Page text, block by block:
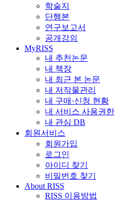
학술지
단행본
연구보고서
공개강의
MyRISS
내 추천논문
내 책장
내 최근 본 논문
내 저작물관리
내 구매·신청 현황
내 서비스 사용권한
내 관심 DB
회원서비스
회원가입
로그인
아이디 찾기
비밀번호 찾기
About RISS
RISS 이용방법